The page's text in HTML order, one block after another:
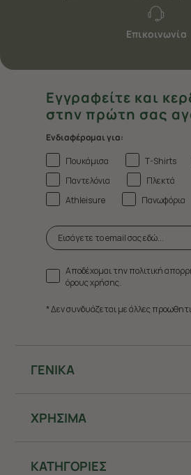
Επικοινωνία
ΓΕΝΙΚΑ
ΧΡHΣΙΜΑ
ΚΑΤΗΓΟΡΙΕΣ
Εγγραφείτε και
στην πρώτη σας
Ενδιαφέρομαι για:
Πουκάμισα
T-Shirts
Παντελόνια
Πλεκτά
Athleisure
Πανωφόρια
Αποδέχομαι την πολιτική
όρους χρήσης.
* Δεν συνδυάζεται με άλλες